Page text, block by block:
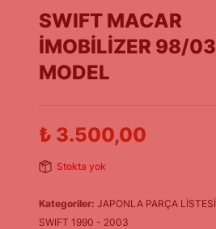
SWIFT MACAR
İMOBİLİZER 98/03
MODEL
₺ 3.500,00
Stokta yok
Kategoriler: JAPONLA PARÇA LİSTESİ
SWIFT 1990 - 2003